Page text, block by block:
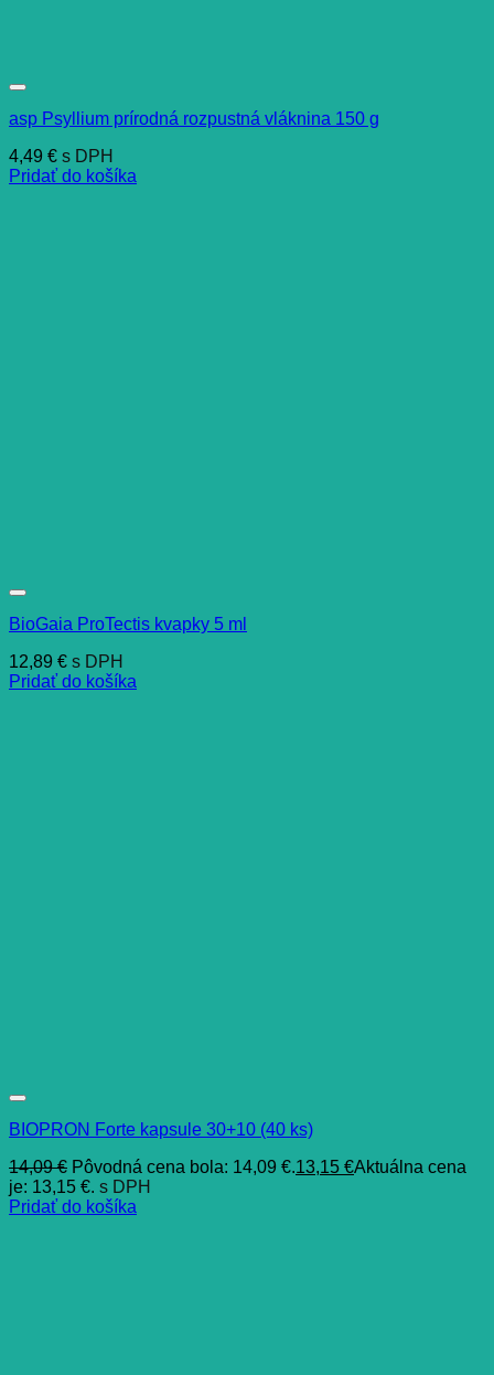
asp Psyllium prírodná rozpustná vláknina 150 g
4,49 € s DPH
Pridať do košíka
BioGaia ProTectis kvapky 5 ml
12,89 € s DPH
Pridať do košíka
BIOPRON Forte kapsule 30+10 (40 ks)
14,09€ Pôvodná cena bola: 14,09 €.13,15 €Aktuálna cena
je: 13,15 €. s DPH
Pridať do košíka